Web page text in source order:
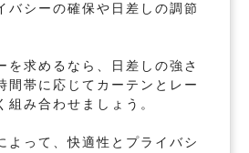
バシーの確保や日差しの調節
を求めるなら、日差しの強さ
間帯に応じてカーテンとレー
組み合わせましょう。
よって、快適性とプライバシ